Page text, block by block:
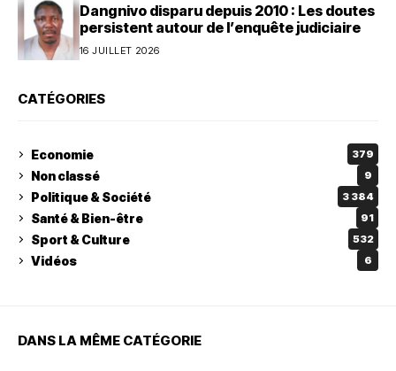
Dangnivo disparu depuis 2010 : Les doutes
persistent autour de l’enquête judiciaire
16 JUILLET 2026
CATÉGORIES
Economie 379
Non classé 9
Politique & Société 3 384
Santé & Bien-être 91
Sport & Culture 532
Vidéos 6
DANS LA MÊME CATÉGORIE